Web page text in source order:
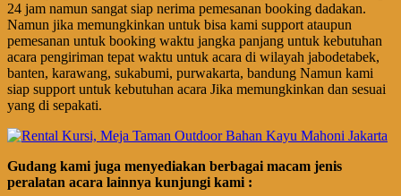
24 jam namun sangat siap nerima pemesanan booking dadakan.
Namun jika memungkinkan untuk bisa kami support ataupun
pemesanan untuk booking waktu jangka panjang untuk kebutuhan
acara pengiriman tepat waktu untuk acara di wilayah jabodetabek,
banten, karawang, sukabumi, purwakarta, bandung Namun kami
siap support untuk kebutuhan acara Jika memungkinkan dan sesuai
yang di sepakati.
Gudang kami juga menyediakan berbagai macam jenis
peralatan acara lainnya kunjungi kami :